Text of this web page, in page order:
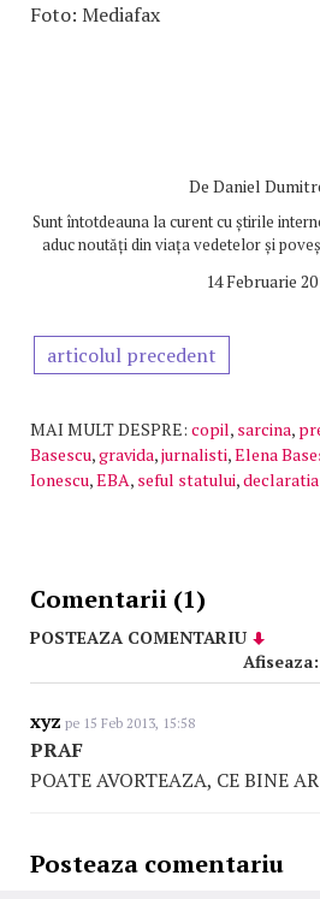
Foto: Mediafax
De Daniel
Sunt întotdeauna la curent cu știrile
aduc noutăți din viața vedetelor și
14 Februarie
articolul precedent
MAI MULT DESPRE: copil, sarcina,
Basescu,gravida,jurnalisti,Elena
Ionescu,EBA, seful statului,declaratia
Comentarii (1)
POSTEAZA COMENTARIU
Afiseaza:
xyz pe 15 Feb 2013, 15:58
PRAF
POATE AVORTEAZA, CE BINE
Posteaza comentariu